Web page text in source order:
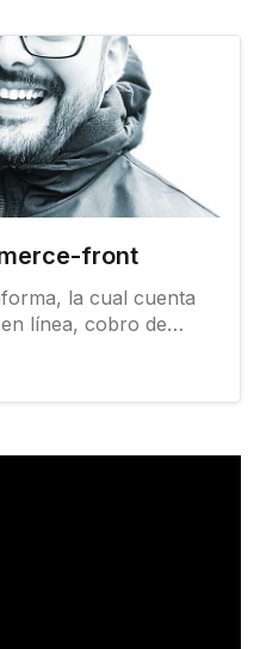
front
la cual cuenta
línea, cobro de
de SMS, registro
-